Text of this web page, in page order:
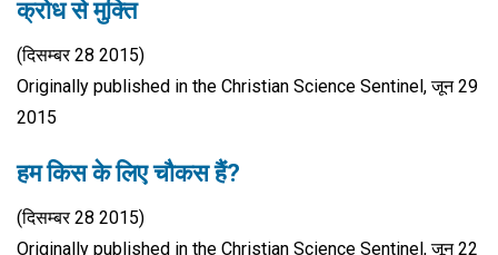
क्रोध से मुक्ति
(दिसम्बर 28 2015)
Originally published in the Christian Science Sentinel, जून 29
2015
हम किस के लिए चौकस हैं?
(दिसम्बर 28 2015)
Originally published in the Christian Science Sentinel, जून 22